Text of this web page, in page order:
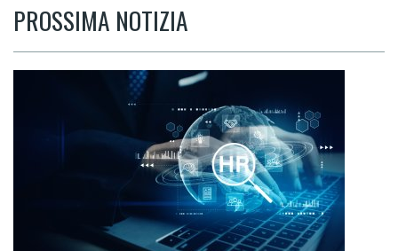
PROSSIMA NOTIZIA